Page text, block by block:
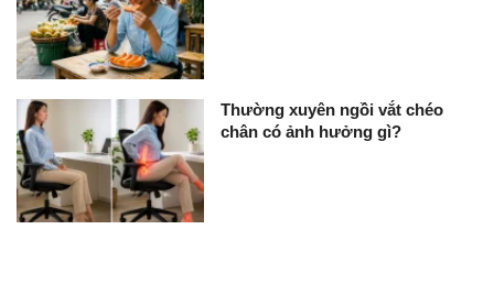
Thường xuyên ngồi vắt chéo
chân có ảnh hưởng gì?